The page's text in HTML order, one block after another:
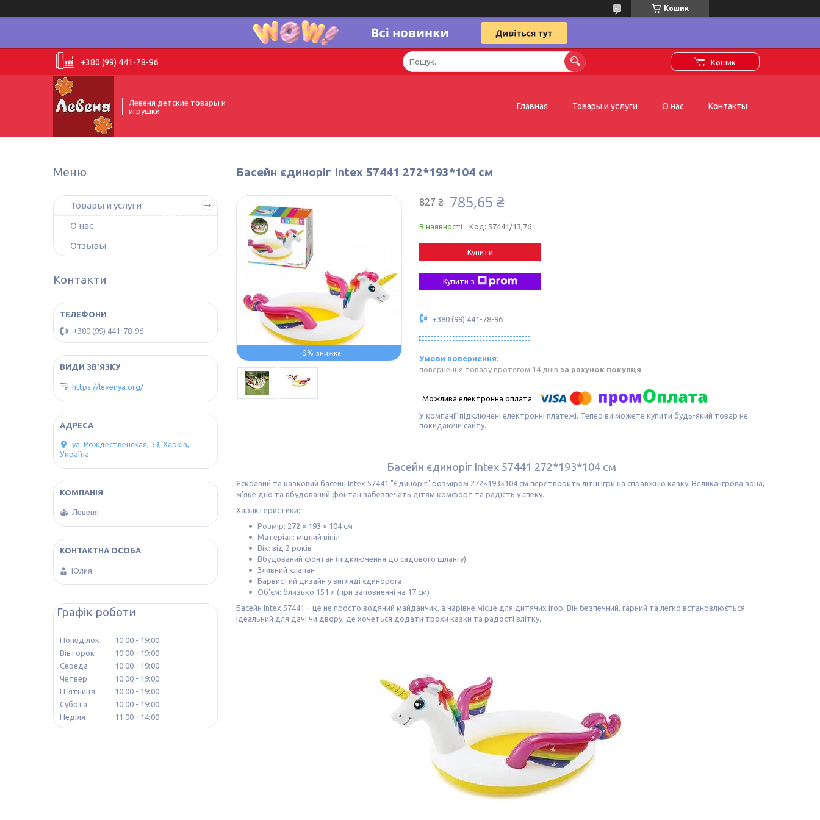
Кошик
+380 (99) 441-78-96 Кошик
Левеня детские товары и
игрушки
Главная Товары и услуги О нас Контакты
Басейн єдиноріг Intex 57441 272*193*104 см
–5%
827 ₴ 785,65 ₴
В наявності Код: 57441/13,76
Купити
Купити з
+380 (99) 441-78-96
повернення товару протягом 14 днів за рахунок покупця
У компанії підключені електронні платежі. Тепер ви можете купити будь-який товар не
покидаючи сайту.
Басейн єдиноріг Intex 57441 272*193*104 см
Яскравий та казковий басейн Intex 57441 "Єдиноріг" розміром 272×193×104 см перетворить літні ігри на справжню казку. Велика ігрова зона,
м'яке дно та вбудований фонтан забезпечать дітям комфорт та радість у спеку.
Характеристики:
Розмір: 272 × 193 × 104 см
Матеріал: міцний вініл
Вік: від 2 років
Вбудований фонтан (підключення до садового шлангу)
Зливний клапан
Барвистий дизайн у вигляді єдинорога
Об'єм: близько 151 л (при заповненні на 17 см)
Басейн Intex 57441 – це не просто водяний майданчик, а чарівне місце для дитячих ігор. Він безпечний, гарний та легко встановлюється.
Ідеальний для дачі чи двору, де хочеться додати трохи казки та радості влітку.
Товары и услуги
О нас
Отзывы
Контакти
+380 (99) 441-78-96
https://levenya.org/
ул. Рождественская, 33, Харків,
Україна
Левеня
Юлия
Графік роботи
Понеділок 10:00
19:00
Вівторок
10:00
19:00
Середа
10:00
19:00
Четвер
10:00
19:00
Пʼятниця
10:00
19:00
Субота
10:00
19:00
Неділя
11:00 14:00